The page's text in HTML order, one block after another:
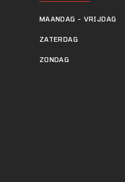
MAANDAG - VRIJDAG
ZATERDAG
ZONDAG